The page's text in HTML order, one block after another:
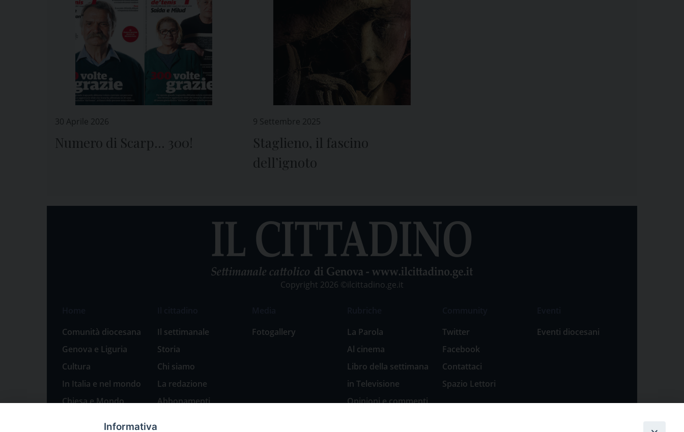
30 Aprile 2026
Numero di Scarp… 300!
9 Settembre 2025
Staglieno, il fascino
dell’ignoto
Copyright 2026 ©ilcittadino.ge.it
Comunità diocesana
Genova e Liguria
Cultura
In Italia e nel mondo
Chiesa e Mondo
Il settimanale
Storia
Chi siamo
La redazione
Abbonamenti
Fotogallery
La Parola
Al cinema
Libro della settimana
in Televisione
Opinioni e commenti
Twitter
Facebook
Contattaci
Spazio Lettori
Eventi diocesani
Informativa